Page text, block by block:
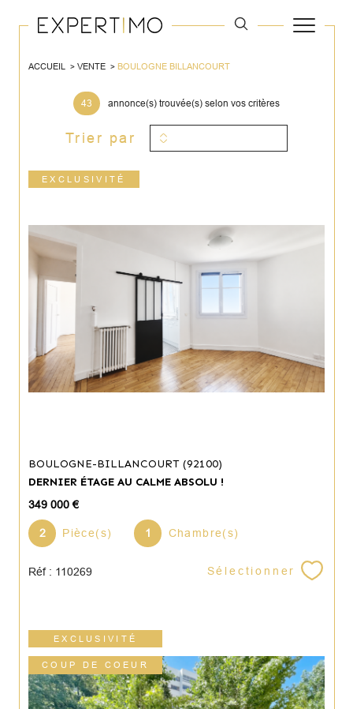
ACCUEIL VENTE BOULOGNE BILLANCOURT
43 annonce(s) trouvée(s) selon vos critères
Trier par
EXCLUSIVITÉ
BOULOGNE-BILLANCOURT (92100)
DERNIER ÉTAGE AU CALME ABSOLU !
349 000 €
2 Pièce(s) 1 Chambre(s)
Réf : 110269 Sélectionner
EXCLUSIVITÉ
COUP DE COEUR